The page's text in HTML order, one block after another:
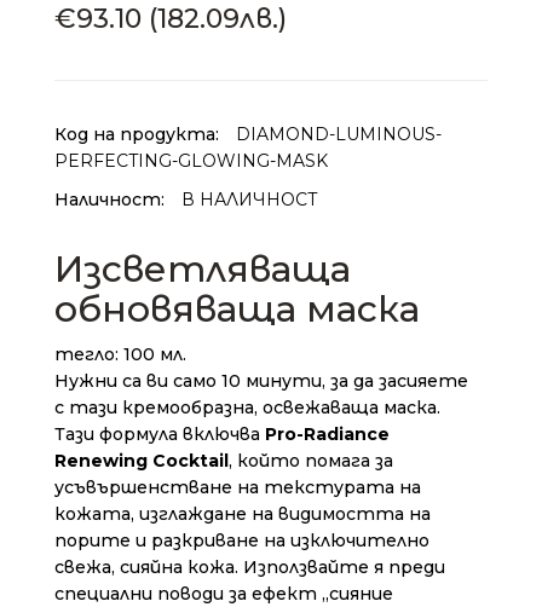
€93.10 (182.09лв.)
Код на продукта:
DIAMOND-LUMINOUS-
PERFECTING-GLOWING-MASK
Наличност:
В НАЛИЧНОСТ
Изсветляваща
обновяваща маска
тегло: 100 мл.
Нужни са ви само 10 минути, за да засияете
с тази кремообразна, освежаваща маска.
Тази формула включва Pro-Radiance
Renewing Cocktail, който помага за
усъвършенстване на текстурата на
кожата, изглаждане на видимостта на
порите и разкриване на изключително
свежа, сияйна кожа. Използвайте я преди
специални поводи за ефект „сияние